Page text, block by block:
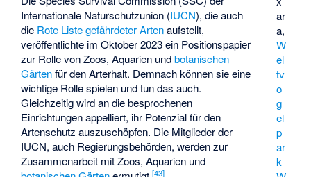
ar
a,
W
el
tv
o
g
el
p
ar
k
Internationale Naturschutzunion (IUCN), die auch
die Rote Liste gefährdeter Artenaufstellt,
veröffentlichte im Oktober 2023 ein Positionspapier
zur Rolle von Zoos, Aquarien undbotanischen
Gärtenfür den Arterhalt. Demnach können sie eine
wichtige Rolle spielen und tun das auch.
Gleichzeitig wird an die besprochenen
Einrichtungen appelliert, ihr Potenzial für den
Artenschutz auszuschöpfen. Die Mitglieder der
IUCN, auch Regierungsbehörden, werden zur
Zusammenarbeit mit Zoos, Aquarien und
[43]